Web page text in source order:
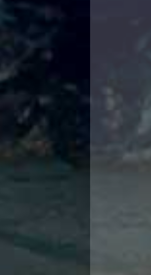
Risultati e Classifiche
Eventi
Norme e documenti